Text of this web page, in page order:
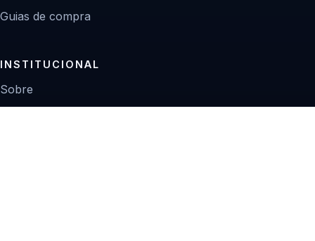
Guias de compra
INSTITUCIONAL
Sobre